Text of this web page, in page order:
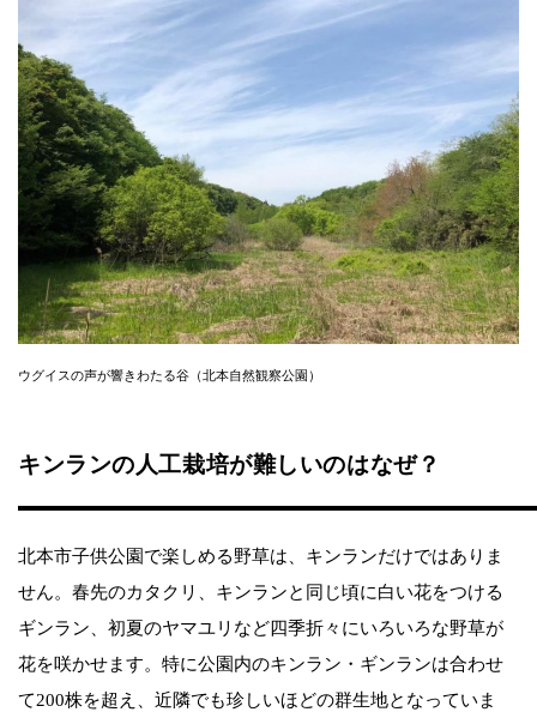
ウグイスの声が響きわたる谷（北本自然観察公園）
キンランの人工栽培が難しいのはなぜ？
北本市子供公園で楽しめる野草は、キンランだけではありま
せん。春先のカタクリ、キンランと同じ頃に白い花をつける
ギンラン、初夏のヤマユリなど四季折々にいろいろな野草が
花を咲かせます。特に公園内のキンラン・ギンランは合わせ
て200株を超え、近隣でも珍しいほどの群生地となっていま